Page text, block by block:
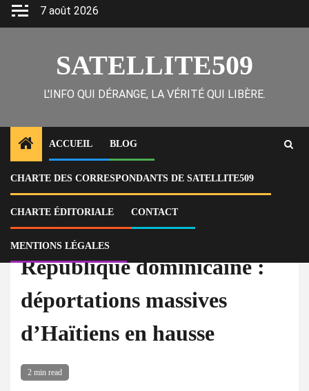
Skip
7 août 2026
SATELLITE509
L'INFO QUI DÉRANGE, LA VÉRITÉ QUI LIBÈRE.
ACCUEIL BLOG
CHARTE DES CORRESPONDANTS DE SATELLITE509
CHARTE ÉDITORIALE CONTACT
MENTIONS LÉGALES
Home
Actu
République dominicaine : déportations massives d’Haïtiens en hausse
République dominicaine :
déportations massives
d’Haïtiens en hausse
2 min read